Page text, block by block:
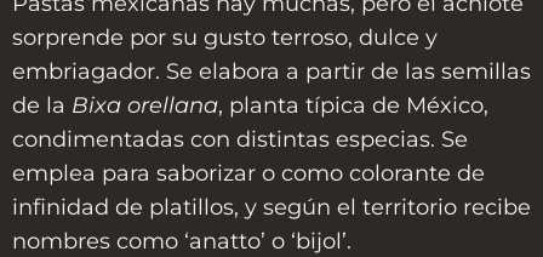
sorprende por su gusto terroso, dulce y
embriagador. Se elabora a partir de las semillas
de la Bixa orellana, planta típica de México,
condimentadas con distintas especias. Se
emplea para saborizar o como colorante de
infinidad de platillos, y según el territorio recibe
nombres como ‘anatto’ o ‘bijol’.